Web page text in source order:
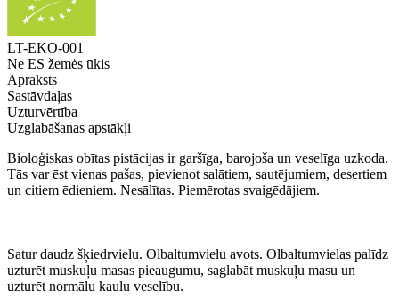
LT-EKO-001
Ne ES žemės ūkis
Apraksts
Sastāvdaļas
Uzturvērtība
Uzglabāšanas apstākļi
Bioloģiskas obītas pistācijas ir garšīga, barojoša un veselīga uzkoda.
Tās var ēst vienas pašas, pievienot salātiem, sautējumiem, desertiem
un citiem ēdieniem. Nesālītas. Piemērotas svaigēdājiem.
Satur daudz šķiedrvielu. Olbaltumvielu avots. Olbaltumvielas palīdz
uzturēt muskuļu masas pieaugumu, saglabāt muskuļu masu un
uzturēt normālu kaulu veselību.